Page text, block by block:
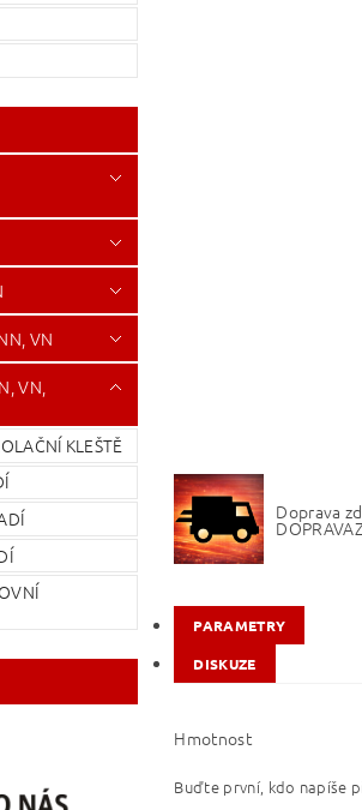
VN
VN,
KLEŠTĚ
Doprava
PARAMETRY
DISKUZE
Hmotnost
Buďte první, kdo napíše